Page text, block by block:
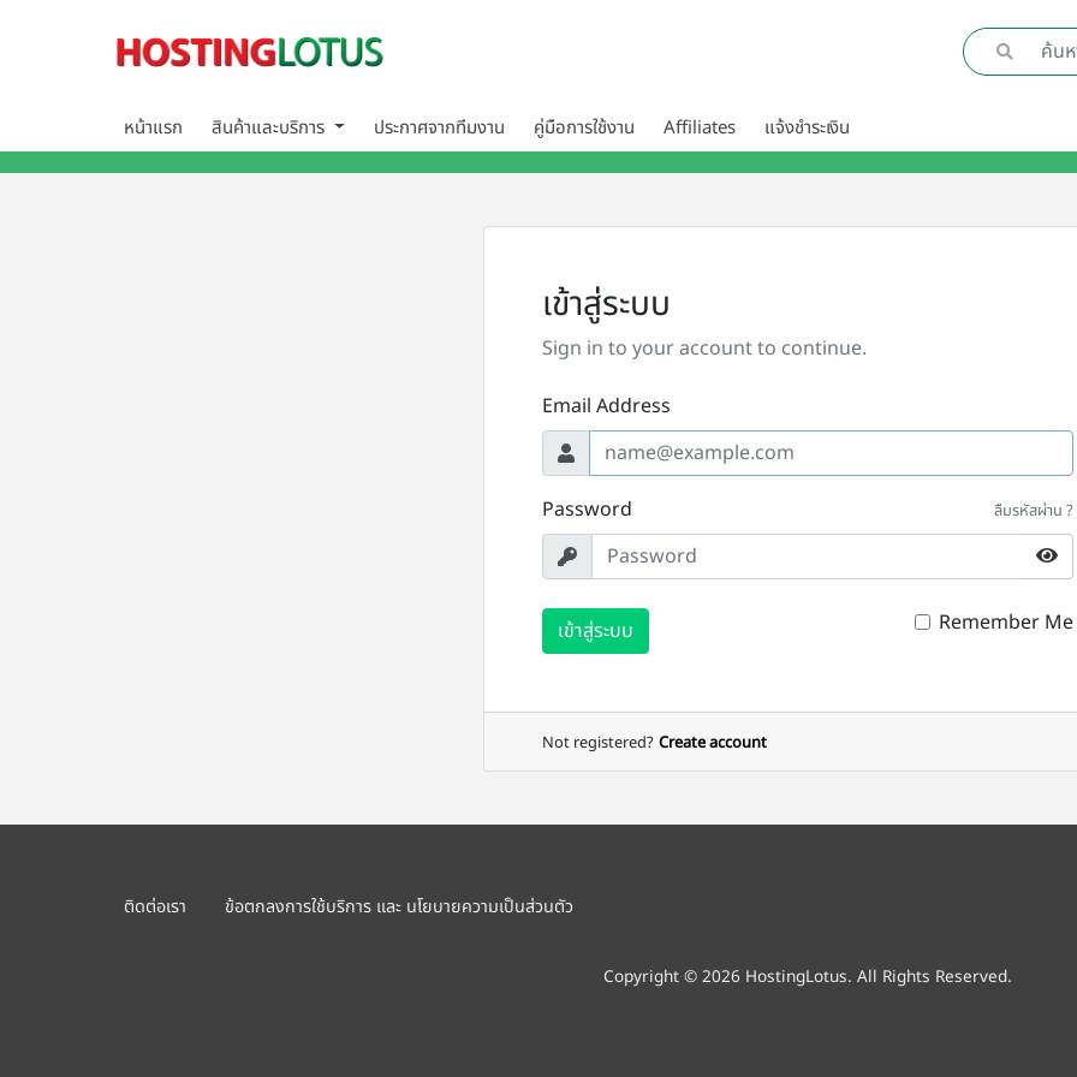
หน้าแรก สินค้าและบริการ ประกาศจากทีมงาน คู่มือการใช้งาน Affiliates แจ้งชำระเงิน
เข้าสู่ระบบ
Sign in to your account to continue.
Email Address
Password ลืมรหัสผ่าน ?
เข้าสู่ระบบ Remember Me
Not registered? Create account
ติดต่อเรา ข้อตกลงการใช้บริการ และ นโยบายความเป็นส่วนตัว
Copyright © 2026 HostingLotus. All Rights Reserved.